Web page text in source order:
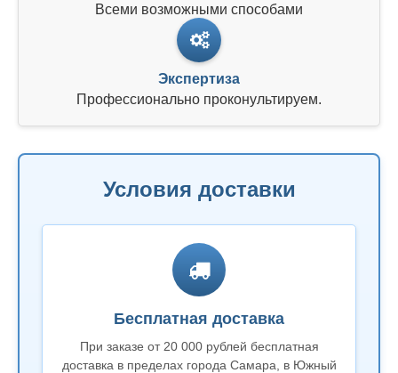
Всеми возможными способами
Экспертиза
Профессионально проконультируем.
Условия доставки
Бесплатная доставка
При заказе от 20 000 рублей бесплатная
доставка в пределах города Самара, в Южный